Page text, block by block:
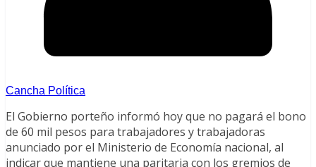
Cancha Política
El Gobierno porteño informó hoy que no pagará el bono
de 60 mil pesos para trabajadores y trabajadoras
anunciado por el Ministerio de Economía nacional, al
indicar que mantiene una paritaria con los gremios de